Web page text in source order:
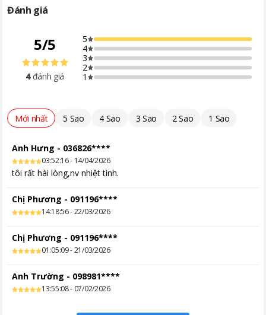
Đánh giá
5/5
4 đánh giá
5
4
3
2
1
Mới nhất 5 Sao 4 Sao 3 Sao 2 Sao 1 Sao
Anh Hưng - 036826****
03:52:16 - 14/04/2026
tôi rất hài lòng,nv nhiệt tình.
Chị Phương - 091196****
14:18:56 - 22/03/2026
Chị Phương - 091196****
01:05:09 - 21/03/2026
Anh Trường - 098981****
13:55:08 - 07/02/2026